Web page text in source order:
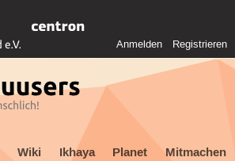
Anmelden Registrieren
Wiki Ikhaya Planet Mitmachen